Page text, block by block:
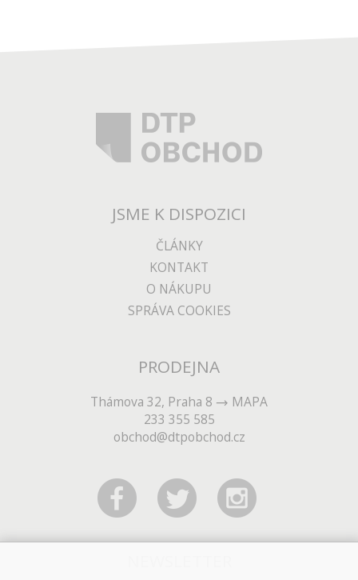
JSME K DISPOZICI
ČLÁNKY
KONTAKT
O NÁKUPU
SPRÁVA COOKIES
PRODEJNA
Thámova 32, Praha 8
MAPA
233 355 585
obchod@dtpobchod.cz